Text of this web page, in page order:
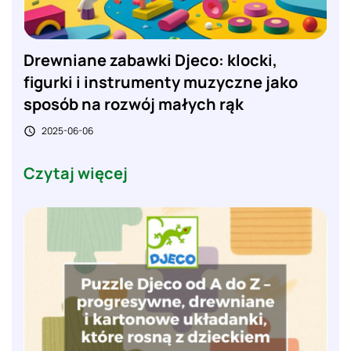
Drewniane zabawki Djeco: klocki,
figurki i instrumenty muzyczne jako
sposób na rozwój małych rąk
 2025-06-06
Czytaj więcej